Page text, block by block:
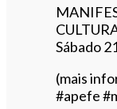
Sábado
(mais
#apefe